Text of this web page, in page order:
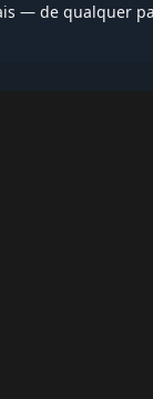
— de qualquer